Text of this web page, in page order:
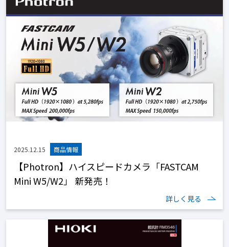
2025.12.15
【Photron】ハイスピードカメラ「FASTCAM
Mini W5/W2」 新発売！
詳しく見る